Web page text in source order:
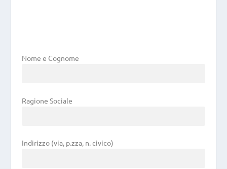
Nome e Cognome
Ragione Sociale
Indirizzo (via, p.zza, n. civico)